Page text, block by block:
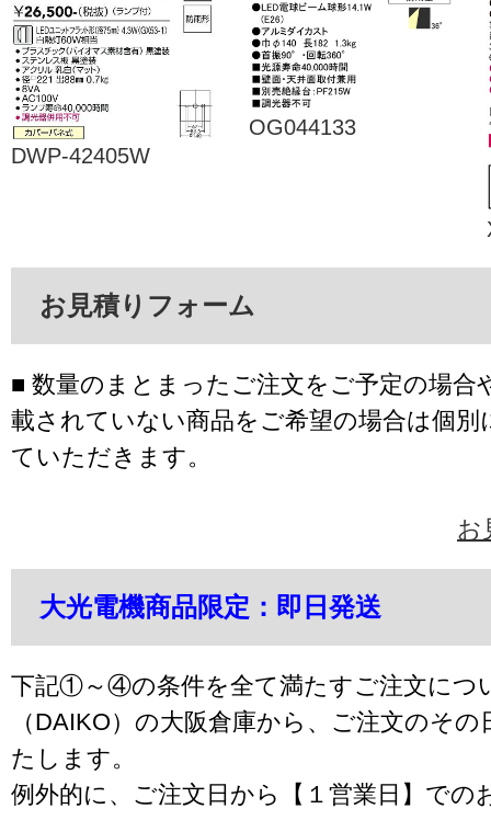
DWP-42405W
OG044133
お見積りフォーム
■ 数量のまとまったご注文をご予定の場合
載されていない商品をご希望の場合は個別
ていただきます。
お
大光電機商品限定：即日発送
下記①～④の条件を全て満たすご注文につ
（DAIKO）の大阪倉庫から、ご注文のそ
たします。
例外的に、ご注文日から【１営業日】での